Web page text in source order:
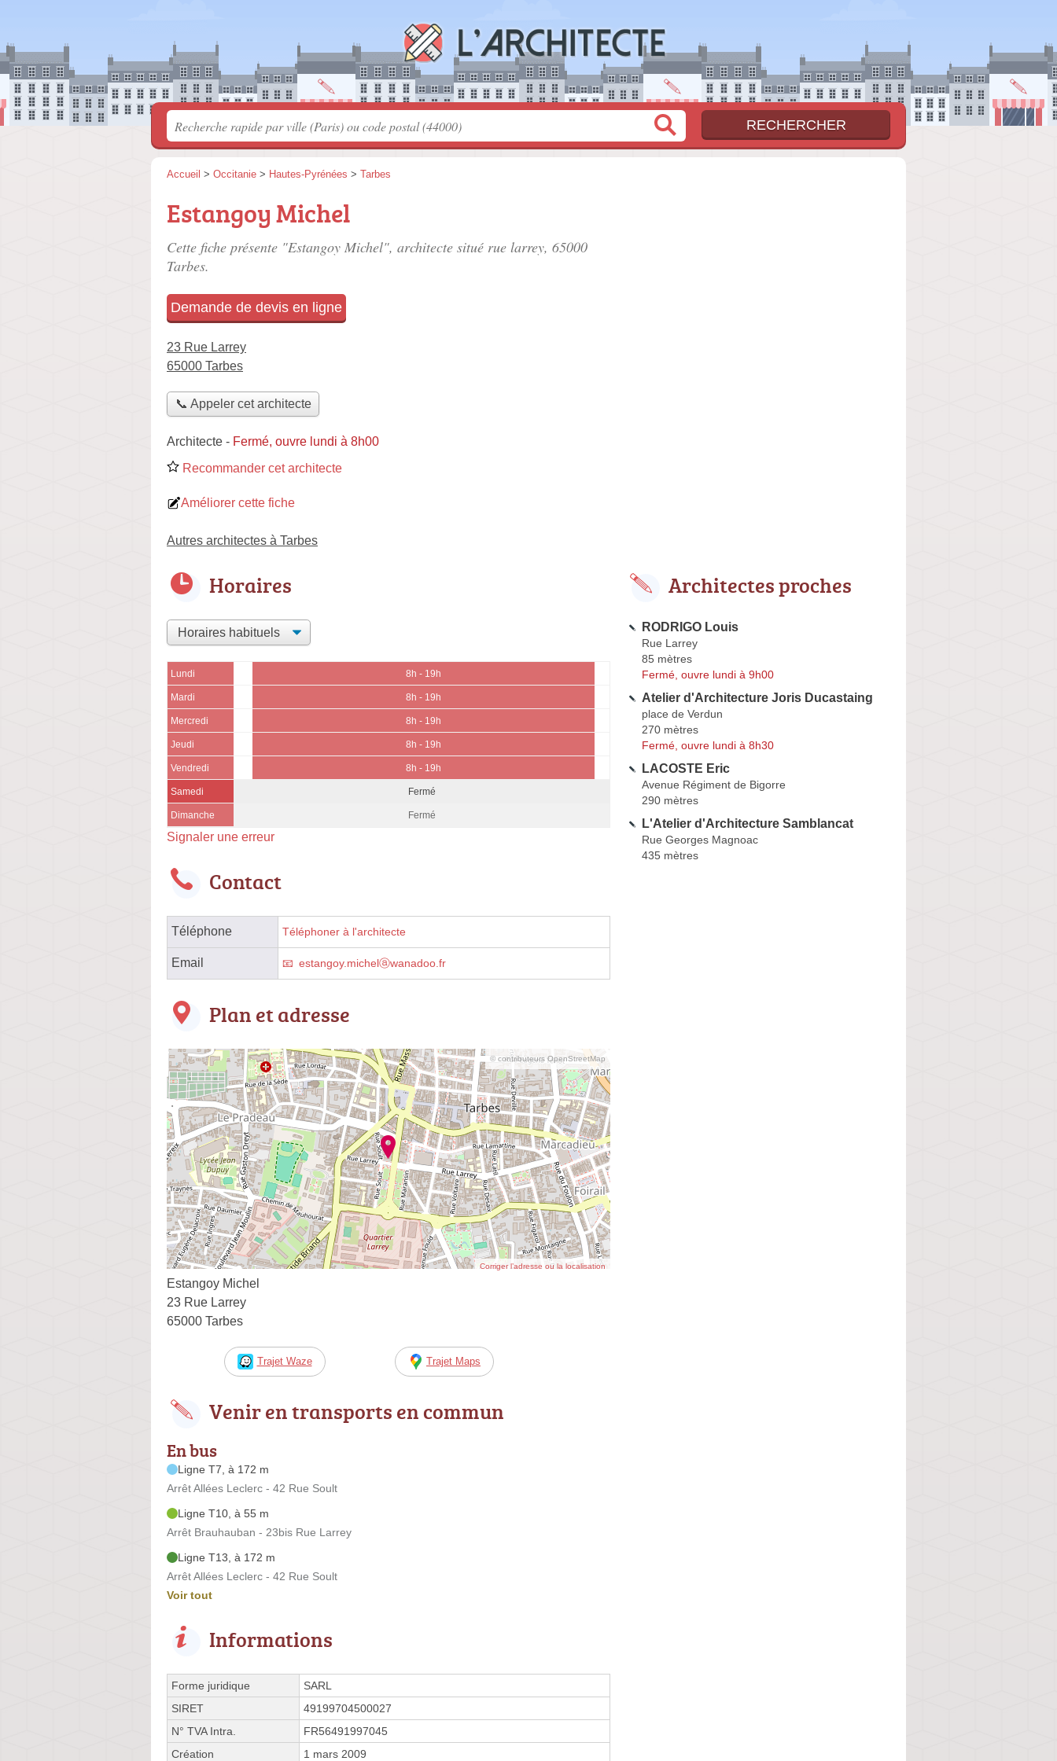
Accueil > Occitanie > Hautes-Pyrénées > Tarbes
Estangoy Michel
Cette fiche présente "Estangoy Michel", architecte situé rue larrey, 65000
Tarbes.
Demande de devis en ligne
23 Rue Larrey
65000 Tarbes
📞 Appeler cet architecte
Architecte - Fermé, ouvre lundi à 8h00
Recommander cet architecte
Améliorer cette fiche
Autres architectes à Tarbes
Horaires
Lundi 8h - 19h
Mardi 8h - 19h
Mercredi 8h - 19h
Jeudi 8h - 19h
Vendredi 8h - 19h
Samedi Fermé
Dimanche Fermé
Signaler une erreur
Contact
Téléphone Téléphoner à l'architecte
Email estangoy.michelⓐwanadoo.fr
Plan et adresse
© contributeurs OpenStreetMap
Corriger l’adresse ou la localisation
Estangoy Michel
23 Rue Larrey
65000 Tarbes
Trajet Waze Trajet Maps
Venir en transports en commun
En bus
Ligne T7, à 172 m
Arrêt Allées Leclerc - 42 Rue Soult
Ligne T10, à 55 m
Arrêt Brauhauban - 23bis Rue Larrey
Ligne T13, à 172 m
Arrêt Allées Leclerc - 42 Rue Soult
Voir tout
Informations
Forme juridique
SARL
SIRET
49199704500027
N° TVA Intra.
FR56491997045
Création
1 mars 2009
Architectes proches
RODRIGO Louis
Rue Larrey
85 mètres
Fermé, ouvre lundi à 9h00
Atelier d'Architecture Joris Ducastaing
place de Verdun
270 mètres
Fermé, ouvre lundi à 8h30
LACOSTE Eric
Avenue Régiment de Bigorre
290 mètres
L'Atelier d'Architecture Samblancat
Rue Georges Magnoac
435 mètres